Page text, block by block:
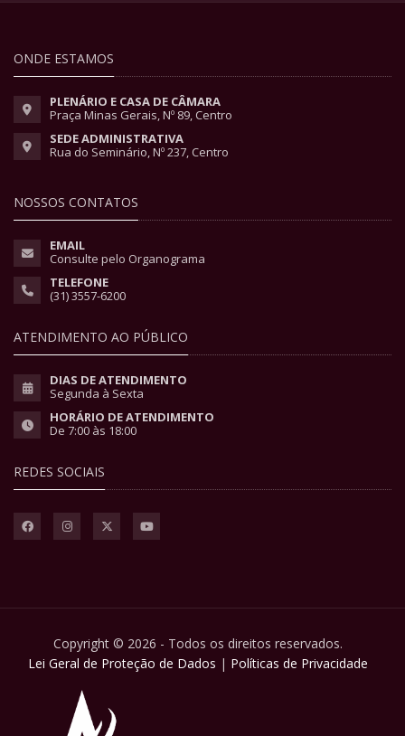
ONDE ESTAMOS
PLENÁRIO E CASA DE CÂMARA
Praça Minas Gerais, Nº 89, Centro
SEDE ADMINISTRATIVA
Rua do Seminário, Nº 237, Centro
NOSSOS CONTATOS
EMAIL
Consulte pelo Organograma
TELEFONE
(31) 3557-6200
ATENDIMENTO AO PÚBLICO
DIAS DE ATENDIMENTO
Segunda à Sexta
HORÁRIO DE ATENDIMENTO
De 7:00 às 18:00
REDES SOCIAIS
Copyright © 2026 - Todos os direitos reservados.
Lei Geral de Proteção de Dados | Políticas de Privacidade